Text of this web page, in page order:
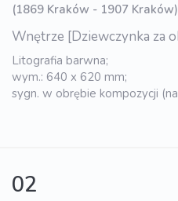
(1869 Kraków - 1907 Kraków)
Wnętrze [Dziewczynka za
Litografia barwna;
wym.: 640 x 620 mm;
sygn. w obrębie kompozycji
02